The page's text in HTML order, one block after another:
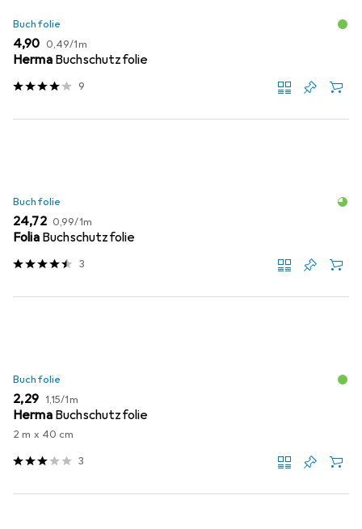
Buchfolie
EUR
4,90 EUR
0,49/1m
Herma Buchschutzfolie
9
Buchfolie
EUR
24,72 EUR
0,99/1m
Folia Buchschutzfolie
3
Buchfolie
EUR
2,29 EUR
1,15/1m
Herma Buchschutzfolie
2 m x 40 cm
3